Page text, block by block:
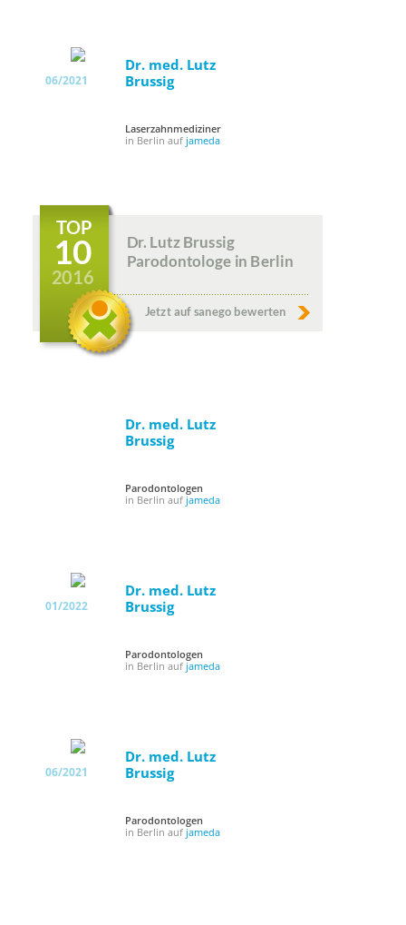
Dr. med. Lutz
Brussig
Laserzahnmediziner
in Berlin auf jameda
06/2021
Dr. med. Lutz
Brussig
Parodontologen
in Berlin auf jameda
Dr. med. Lutz
Brussig
Parodontologen
in Berlin auf jameda
01/2022
Dr. med. Lutz
Brussig
Parodontologen
in Berlin auf jameda
06/2021